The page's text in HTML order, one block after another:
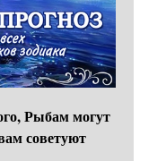
Рыбам могут
советуют